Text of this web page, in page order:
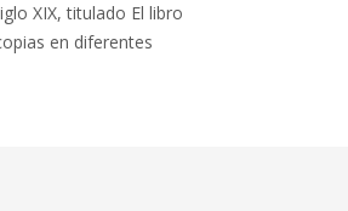
XIX, titulado El libro
en diferentes